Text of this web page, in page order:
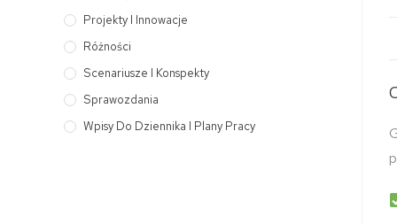
Projekty I Innowacje
Różności
Scenariusze I Konspekty
Sprawozdania
Wpisy Do Dziennika I Plany Pracy